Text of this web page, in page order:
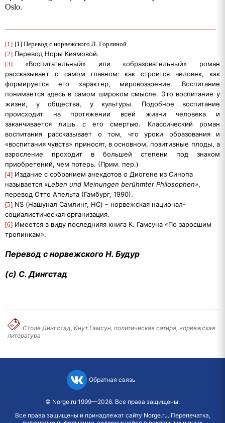
Oslo.
[1] [1] Перевод с норвежского Л. Горлиной.
[2] Перевод Норы Киямовой.
[3] «Воспитательный» или «образовательный» роман
рассказывает о самом главном: как строится человек, как
формируется его характер, мировоззрение. Воспитание
понимается здесь в самом широком смысле. Это воспитание у
жизни, у общества, у культуры. Подобное воспитание
происходит на протяжении всей жизни человека и
заканчивается лишь с его смертью. Классический роман
воспитания рассказывает о том, что уроки образования и
«воспитания чувств» приносят, в основном, позитивные плоды, а
взросление проходит в большей степени под знаком
приобретений, чем потерь. (Прим. пер.)
[4] Издание с собранием анекдотов о Диогене из Синопа
называется «Leben und Meinungen berühmter Philosophen»,
перевод Отто Апельта (Гамбург, 1990).
[5] NS (Нашунал Самлинг, НС) – норвежская национал-
социалистическая организация.
[6] Имеется в виду последнияя книга К. Гамсуна «По заросшим
тропинкам».
Перевод с норвежского Н. Будур
(с) С. Дингстад
Столе Дингстад, Кнут Гамсун, политическая сатира, норвежская
литература
Обратная связь
© Norge.ru 1999—2026. Все права защищены.
Все права защищены и принадлежат сайту Norge.ru. Перепечатка,